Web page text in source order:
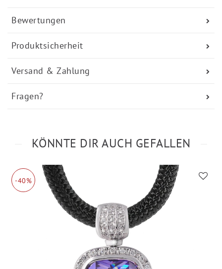
Bewertungen
Produktsicherheit
Versand & Zahlung
Fragen?
KÖNNTE DIR AUCH GEFALLEN
-40%